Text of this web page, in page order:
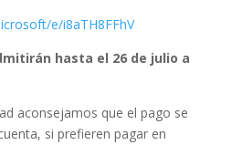
e/i8aTH8FFhV
hasta el 26 de julio a
aconsejamos que el pago se
si prefieren pagar en